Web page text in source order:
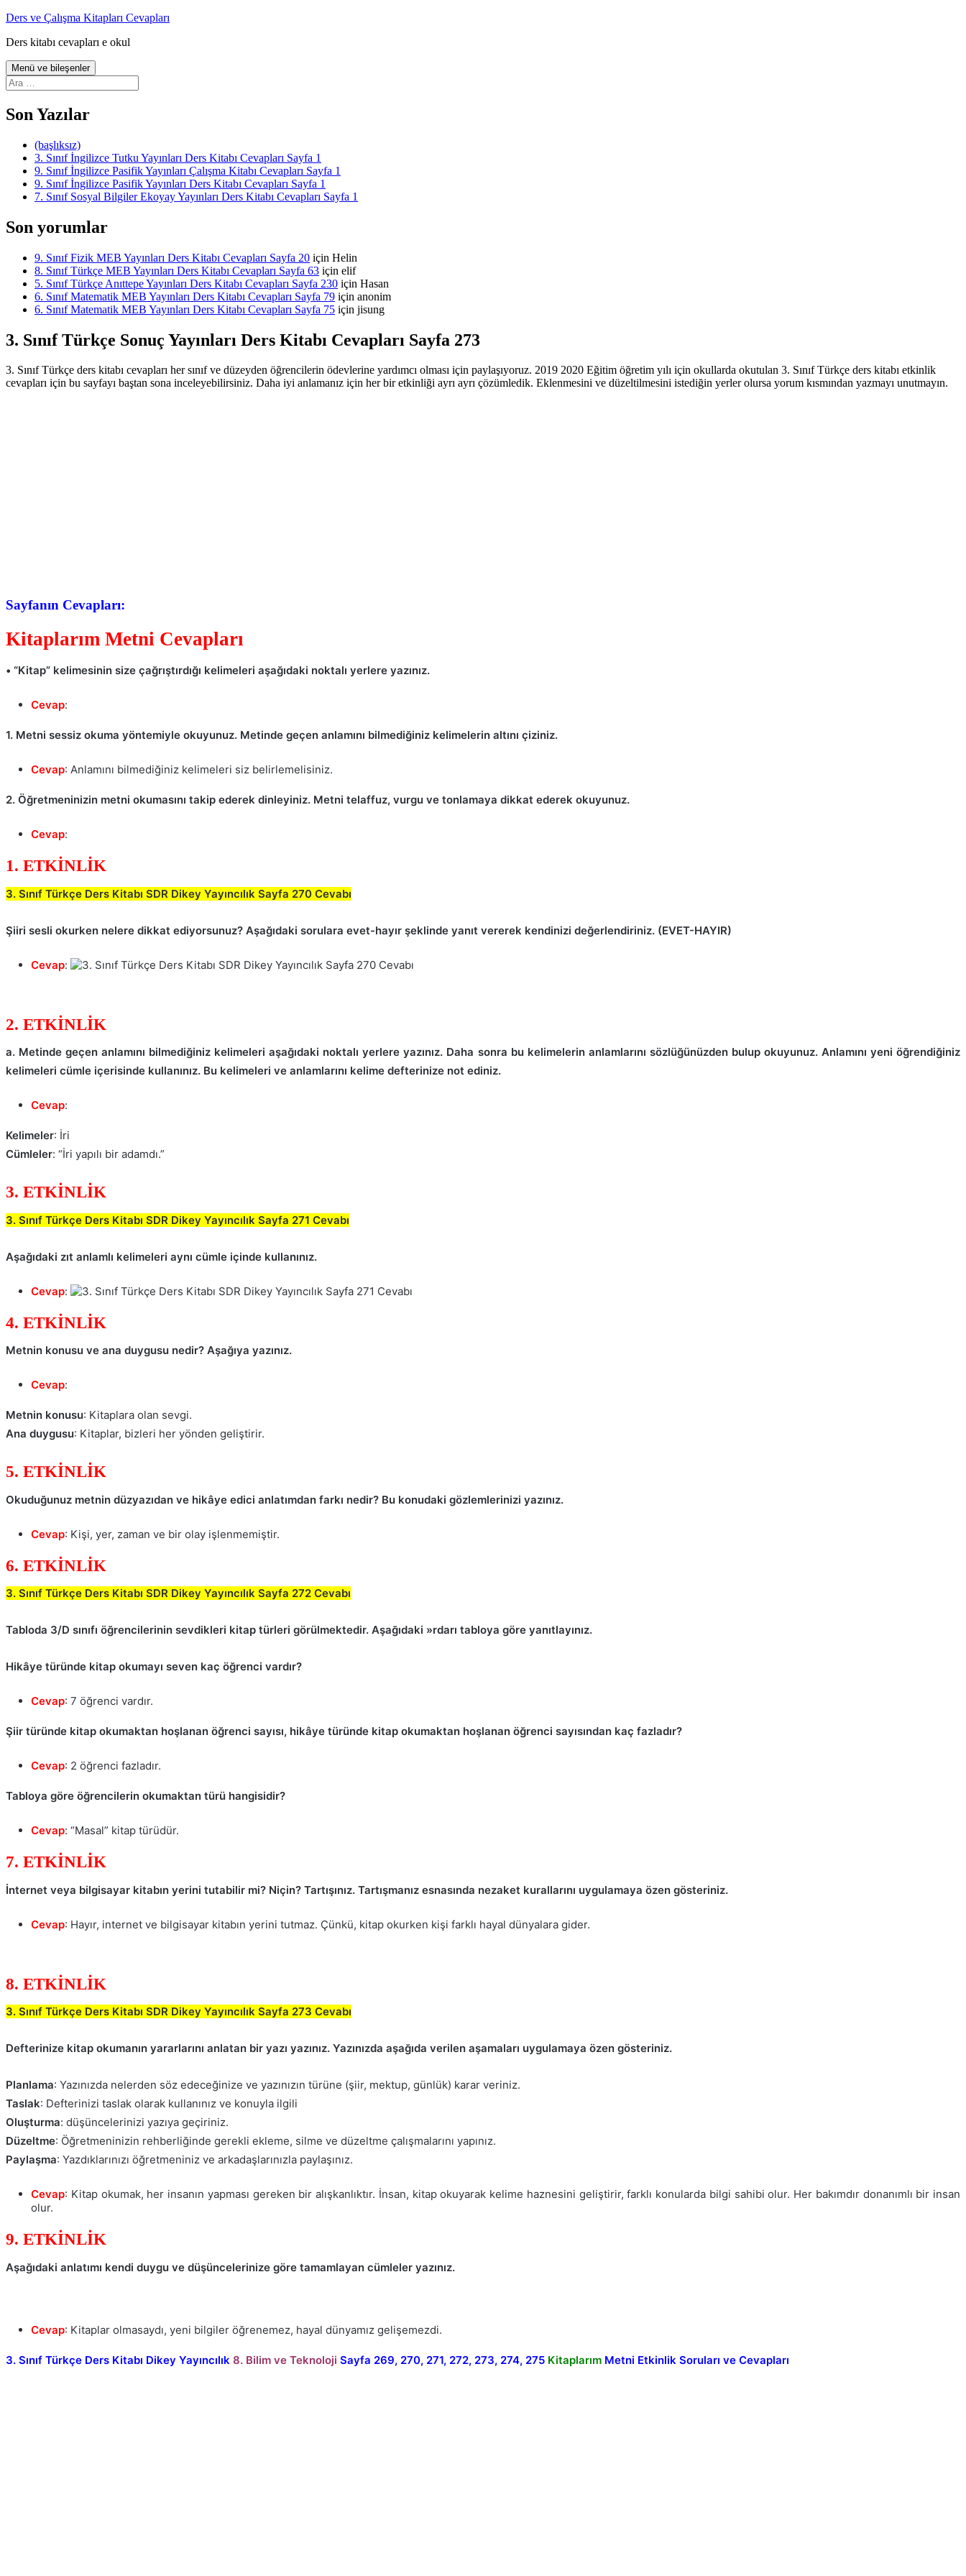
İçeriğe
Ders ve Çalışma Kitapları Cevapları
Ders kitabı cevapları e okul
Menü ve bileşenler
Arama:
Son Yazılar
(başlıksız)
3. Sınıf İngilizce Tutku Yayınları Ders Kitabı Cevapları Sayfa 1
9. Sınıf İngilizce Pasifik Yayınları Çalışma Kitabı Cevapları Sayfa 1
9. Sınıf İngilizce Pasifik Yayınları Ders Kitabı Cevapları Sayfa 1
7. Sınıf Sosyal Bilgiler Ekoyay Yayınları Ders Kitabı Cevapları Sayfa 1
Son yorumlar
9. Sınıf Fizik MEB Yayınları Ders Kitabı Cevapları Sayfa 20 için Helin
8. Sınıf Türkçe MEB Yayınları Ders Kitabı Cevapları Sayfa 63 için elif
5. Sınıf Türkçe Anıttepe Yayınları Ders Kitabı Cevapları Sayfa 230 için Hasan
6. Sınıf Matematik MEB Yayınları Ders Kitabı Cevapları Sayfa 79 için anonim
6. Sınıf Matematik MEB Yayınları Ders Kitabı Cevapları Sayfa 75 için jisung
3. Sınıf Türkçe Sonuç Yayınları Ders Kitabı Cevapları Sayfa 273
3. Sınıf Türkçe ders kitabı cevapları her sınıf ve düzeyden öğrencilerin ödevlerine yardımcı olması için paylaşıyoruz. 2019 2020 Eğitim öğretim yılı için okullarda okutulan 3. Sınıf Türkçe ders kitabı etkinlik
cevapları için bu sayfayı baştan sona inceleyebilirsiniz. Daha iyi anlamanız için her bir etkinliği ayrı ayrı çözümledik. Eklenmesini ve düzeltilmesini istediğin yerler olursa yorum kısmından yazmayı unutmayın.
Sayfanın Cevapları:
Kitaplarım Metni Cevapları
• “Kitap” kelimesinin size çağrıştırdığı kelimeleri aşağıdaki noktalı yerlere yazınız.
Cevap:
1. Metni sessiz okuma yöntemiyle okuyunuz. Metinde geçen anlamını bilmediğiniz kelimelerin altını çiziniz.
Cevap: Anlamını bilmediğiniz kelimeleri siz belirlemelisiniz.
2. Öğretmeninizin metni okumasını takip ederek dinleyiniz. Metni telaffuz, vurgu ve tonlamaya dikkat ederek okuyunuz.
Cevap:
1. ETKİNLİK
3. Sınıf Türkçe Ders Kitabı SDR Dikey Yayıncılık Sayfa 270 Cevabı
Şiiri sesli okurken nelere dikkat ediyorsunuz? Aşağıdaki sorulara evet-hayır şeklinde yanıt vererek kendinizi değerlendiriniz. (EVET-HAYIR)
Cevap:
2. ETKİNLİK
a. Metinde geçen anlamını bilmediğiniz kelimeleri aşağıdaki noktalı yerlere yazınız. Daha sonra bu kelimelerin anlamlarını sözlüğünüzden bulup okuyunuz. Anlamını yeni öğrendiğiniz
kelimeleri cümle içerisinde kullanınız. Bu kelimeleri ve anlamlarını kelime defterinize not ediniz.
Cevap:
Kelimeler: İri
Cümleler: “İri yapılı bir adamdı.”
3. ETKİNLİK
3. Sınıf Türkçe Ders Kitabı SDR Dikey Yayıncılık Sayfa 271 Cevabı
Aşağıdaki zıt anlamlı kelimeleri aynı cümle içinde kullanınız.
Cevap:
4. ETKİNLİK
Metnin konusu ve ana duygusu nedir? Aşağıya yazınız.
Cevap:
Metnin konusu: Kitaplara olan sevgi.
Ana duygusu: Kitaplar, bizleri her yönden geliştirir.
5. ETKİNLİK
Okuduğunuz metnin düzyazıdan ve hikâye edici anlatımdan farkı nedir? Bu konudaki gözlemlerinizi yazınız.
Cevap: Kişi, yer, zaman ve bir olay işlenmemiştir.
6. ETKİNLİK
3. Sınıf Türkçe Ders Kitabı SDR Dikey Yayıncılık Sayfa 272 Cevabı
Tabloda 3/D sınıfı öğrencilerinin sevdikleri kitap türleri görülmektedir. Aşağıdaki »rdarı tabloya göre yanıtlayınız.
Hikâye türünde kitap okumayı seven kaç öğrenci vardır?
Cevap: 7 öğrenci vardır.
Şiir türünde kitap okumaktan hoşlanan öğrenci sayısı, hikâye türünde kitap okumaktan hoşlanan öğrenci sayısından kaç fazladır?
Cevap: 2 öğrenci fazladır.
Tabloya göre öğrencilerin okumaktan türü hangisidir?
Cevap: “Masal” kitap türüdür.
7. ETKİNLİK
İnternet veya bilgisayar kitabın yerini tutabilir mi? Niçin? Tartışınız. Tartışmanız esnasında nezaket kurallarını uygulamaya özen gösteriniz.
Cevap: Hayır, internet ve bilgisayar kitabın yerini tutmaz. Çünkü, kitap okurken kişi farklı hayal dünyalara gider.
8. ETKİNLİK
3. Sınıf Türkçe Ders Kitabı SDR Dikey Yayıncılık Sayfa 273 Cevabı
Defterinize kitap okumanın yararlarını anlatan bir yazı yazınız. Yazınızda aşağıda verilen aşamaları uygulamaya özen gösteriniz.
Planlama: Yazınızda nelerden söz edeceğinize ve yazınızın türüne (şiir, mektup, günlük) karar veriniz.
Taslak: Defterinizi taslak olarak kullanınız ve konuyla ilgili
Oluşturma: düşüncelerinizi yazıya geçiriniz.
Düzeltme: Öğretmeninizin rehberliğinde gerekli ekleme, silme ve düzeltme çalışmalarını yapınız.
Paylaşma: Yazdıklarınızı öğretmeniniz ve arkadaşlarınızla paylaşınız.
Cevap: Kitap okumak, her insanın yapması gereken bir alışkanlıktır. İnsan, kitap okuyarak kelime haznesini geliştirir, farklı konularda bilgi sahibi olur. Her bakımdır donanımlı bir insan
olur.
9. ETKİNLİK
Aşağıdaki anlatımı kendi duygu ve düşüncelerinize göre tamamlayan cümleler yazınız.
Cevap: Kitaplar olmasaydı, yeni bilgiler öğrenemez, hayal dünyamız gelişemezdi.
3. Sınıf Türkçe Ders Kitabı Dikey Yayıncılık 8. Bilim ve Teknoloji Sayfa 269, 270, 271, 272, 273, 274, 275 Kitaplarım Metni Etkinlik Soruları ve Cevapları